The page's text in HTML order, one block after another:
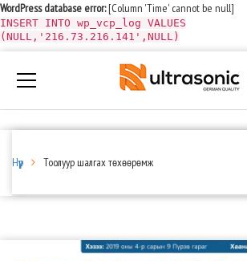
WordPress database error:[Column 'Time' cannot be null]
INSERT INTO wp_vcp_log VALUES
(NULL,'216.73.216.141',NULL)
Нүүр Тоолуур шалгах төхөөрөмж